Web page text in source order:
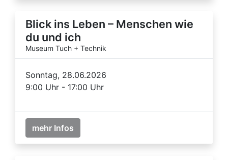
Blick ins Leben – Menschen wie
du und ich
Museum Tuch + Technik
Sonntag, 28.06.2026
9:00 Uhr - 17:00 Uhr
mehr Infos